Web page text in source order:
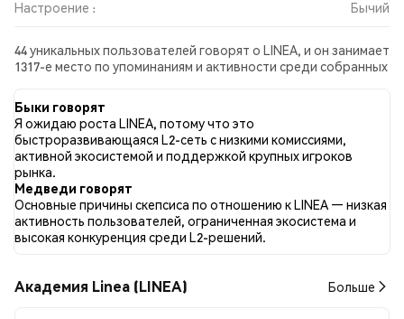
Настроение : Бычий
44 уникальных пользователей говорят о LINEA, и он занимает
1317-е место по упоминаниям и активности среди собранных
LINEA во всех социальных сетях было Бычий. Всего было
опубликовано 0 новостных статей о LINEA. В Twitter 49.21%
твитов имели бычий настрой по сравнению с 9.52% твитов с
медвежьим настроем по LINEA. 41.27% твитов были
нейтральными по отношению к LINEA. Эти данные основаны
на 63 твитах.
Быки говорят
Я ожидаю роста LINEA, потому что это
быстроразвивающаяся L2-сеть с низкими комиссиями,
активной экосистемой и поддержкой крупных игроков
рынка.
Медведи говорят
Основные причины скепсиса по отношению к LINEA — низкая
активность пользователей, ограниченная экосистема и
высокая конкуренция среди L2-решений.
Академия Linea (LINEA) Больше